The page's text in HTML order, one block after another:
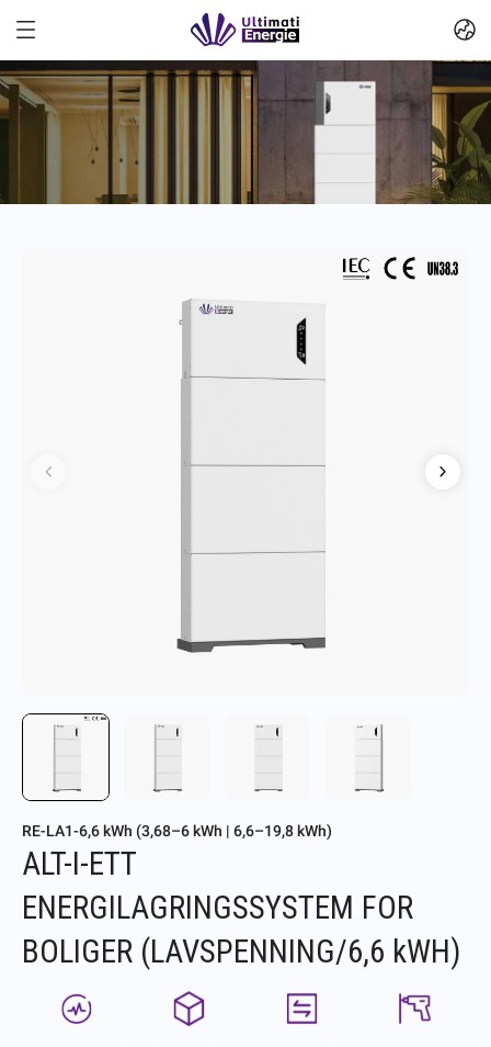
RE-LA1-6,6 kWh (3,68–6 kWh | 6,6–19,8 kWh)
ALT-I-ETT
ENERGILAGRINGSSYSTEM FOR
BOLIGER (LAVSPENNING/6,6 kWH)